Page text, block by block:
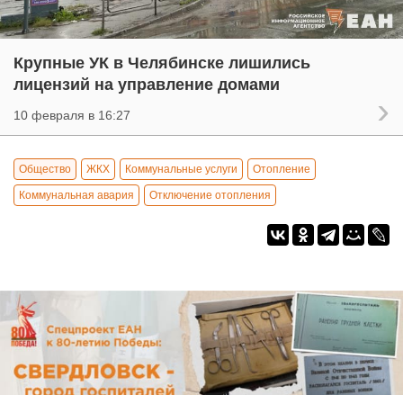
Крупные УК в Челябинске лишились
лицензий на управление домами
10 февраля в 16:27
Общество ЖКХ Коммунальные услуги Отопление
Коммунальная авария Отключение отопления